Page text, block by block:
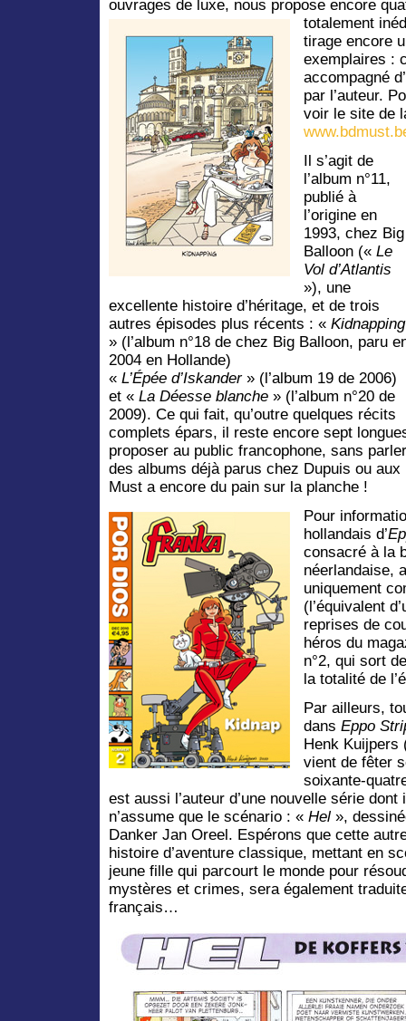
ouvrages de luxe, nous propose encore
totalement
tirage encore
exemplaires :
accompagné
par l’auteur.
voir le site de
Il s’agit de
l’album n°11,
publié à
l’origine en
1993, chez Big
Balloon (« Le
Vol d’Atlantis
»), une
excellente histoire d’héritage, et de trois
autres épisodes plus récents : « Kidnapping
» (l’album n°18 de chez Big Balloon, paru
2004 en Hollande)
« L’Épée d’Iskander» (l’album 19 de 2006)
et « La Déesse blanche » (l’album n°20 de
2009). Ce qui fait, qu’outre quelques récits
complets épars, il reste encore sept
proposer au public francophone, sans
des albums déjà parus chez Dupuis ou
Must a encore du pain sur la planche !
Pour
hollandais d’
consacré à la
néerlandaise,
uniquement
(l’équivalent
reprises de
héros du
n°2, qui sort
la totalité de
Par ailleurs,
dans Eppo
Henk Kuijpers
vient de fêter
soixante-
est aussi l’auteur d’une nouvelle série dont
n’assume que le scénario : « Hel »,
Danker Jan Oreel. Espérons que cette
histoire d’aventure classique, mettant en
jeune fille qui parcourt le monde pour
mystères et crimes, sera également
français…